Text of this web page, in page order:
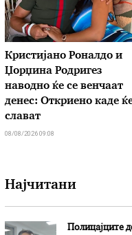
Кристијано Роналдо и
Џорџина Родригез
наводно ќе се венчаат
денес: Откриено каде
слават
08/08/2026 09:08
Најчитани
Полицајците